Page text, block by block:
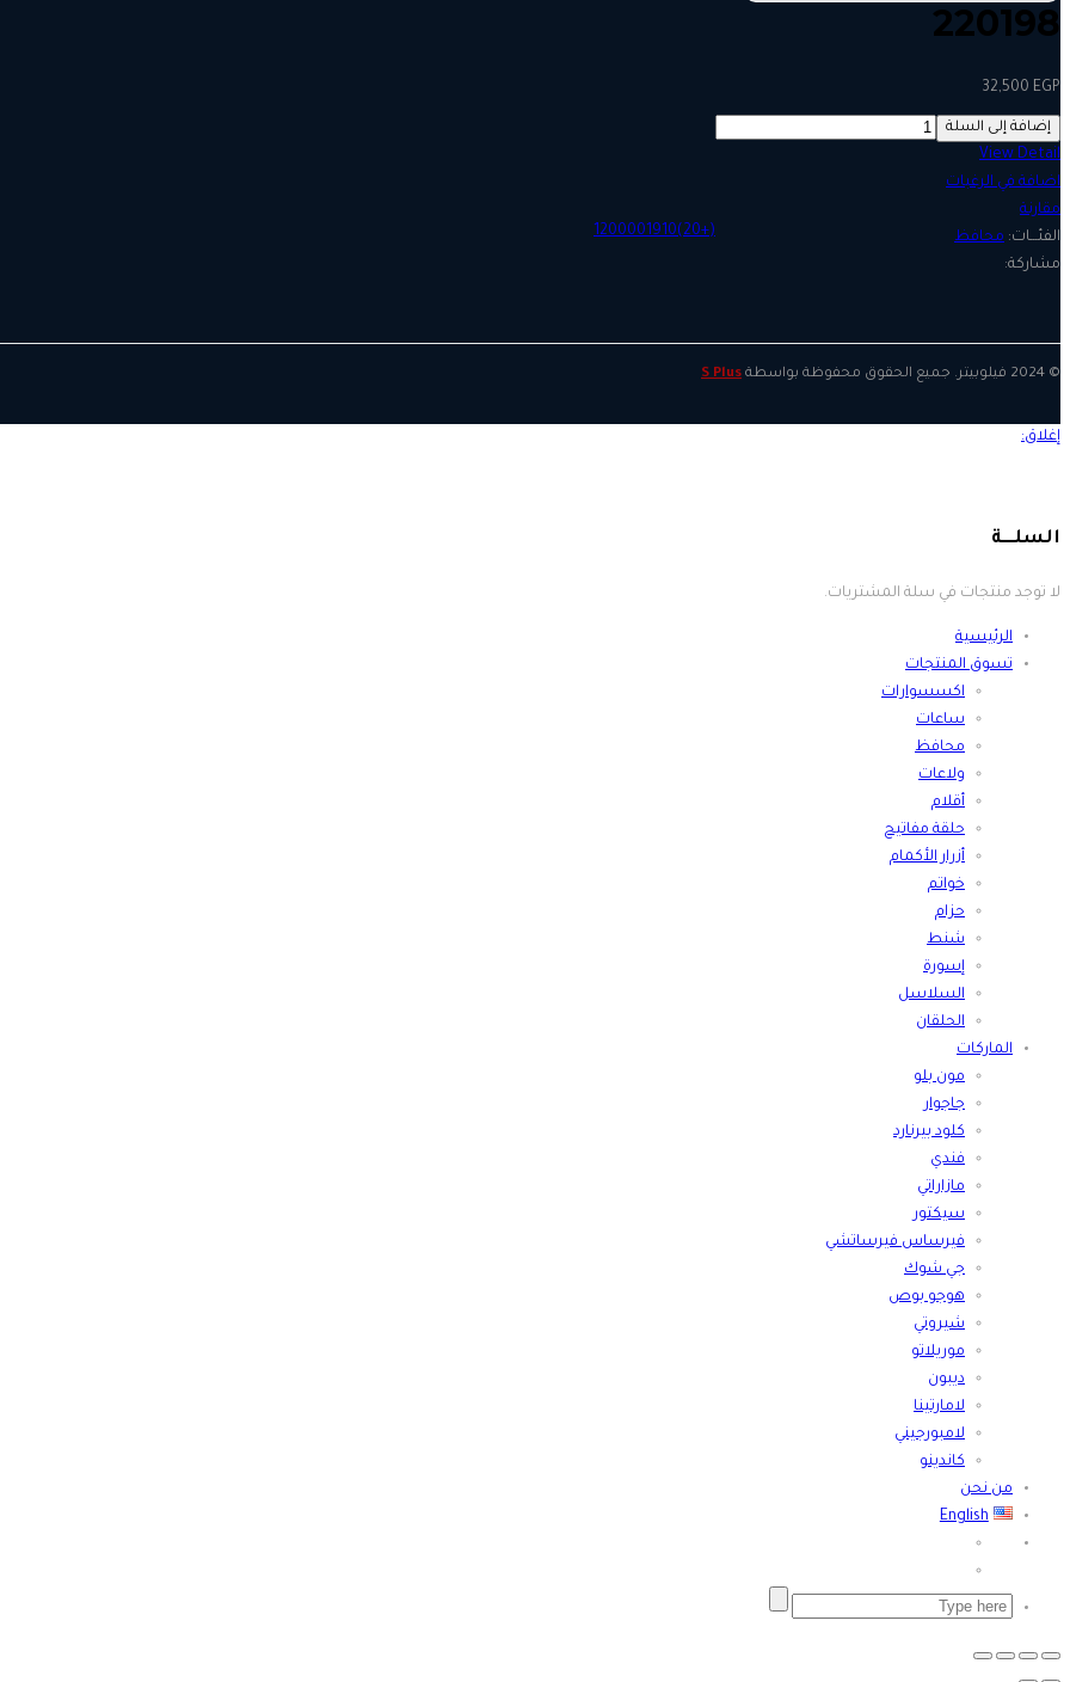
220198
32,500 EGP
220198
إضافة إلى السلة
View Detail
اضافة في الرغبات
مقارنة
محافظ
(+20)1200001910
© 2024 فيلوبيتر. جميع الحقوق محفوظة بواسطة S Plus
لا توجد منتجات في سلة المشتريات.
الرئيسية
تسوق المنتجات
اكسسوارات
ساعات
محافظ
ولاعات
أقلام
حلقة مفاتيح
أزرار الأكمام
خواتم
حزام
شنط
إسورة
السلاسل
الحلقان
الماركات
مون بلو
جاجوار
كلود بيرنارد
فندي
مازاراتي
سيكتور
فيرساس فيرساتشي
جي شوك
هوجو بوص
شيروتي
موريلاتو
ديبون
لامارتينا
لامبورجيني
كاندينو
من نحن
English